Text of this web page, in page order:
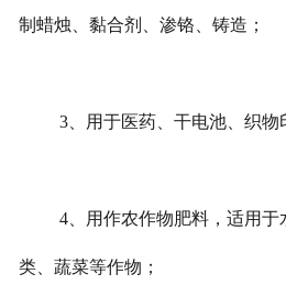
制蜡烛、黏合剂、渗铬、铸造；
3、用于医药、干电池、织物
4、用作农作物肥料，适用
类、蔬菜等作物；